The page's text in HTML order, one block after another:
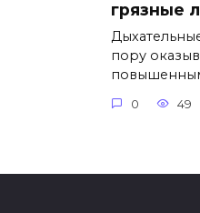
грязные
пору
0 49